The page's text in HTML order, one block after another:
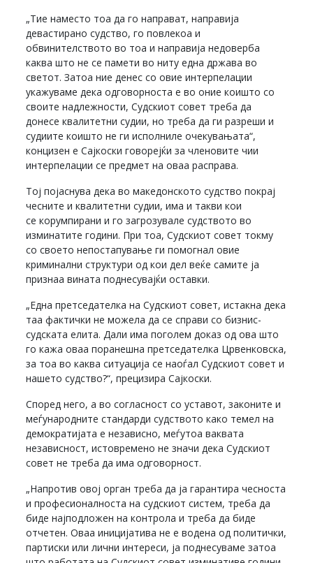
„Тие наместо тоа да го направат, направија
девастирано судство, го повлекоа и
обвинителството во тоа и направија недоверба
каква што не се памети во ниту една држава во
светот. Затоа ние денес со овие интерпелации
укажуваме дека одговорноста е во оние коишто со
своите надлежности, Судскиот совет треба да
донесе квалитетни судии, но треба да ги разреши и
судиите коишто не ги исполниле очекувањата“,
концизен е Сајкоски говорејќи за членовите чии
интерпелации се предмет на оваа расправа.
Тој појаснува дека во македонското судство покрај
чесните и квалитетни судии, има и такви кои
се корумпирани и го загрозувале судството во
изминатите години. При тоа, Судскиот совет токму
со своето непостапување ги помогнал овие
криминални структури од кои дел веќе самите ја
признаа вината поднесувајќи оставки.
„Една претседателка на Судскиот совет, истакна дека
таа фактички не можела да се справи со бизнис-
судската елита. Дали има поголем доказ од ова што
го кажа оваа поранешна претседателка Црвенковска,
за тоа во каква ситуација се наоѓал Судскиот совет и
нашето судство?“, прецизира Сајкоски.
Според него, а во согласност со уставот, законите и
меѓународните стандарди судството како темел на
демократијата е независно, меѓутоа ваквата
независност, истовремено не значи дека Судскиот
совет не треба да има одговорност.
„Напротив овој орган треба да ја гарантира чесноста
и професионалноста на судскиот систем, треба да
биде најподложен на контрола и треба да биде
отчетен. Оваа иницијатива не е водена од политички,
партиски или лични интереси, ја поднесуваме затоа